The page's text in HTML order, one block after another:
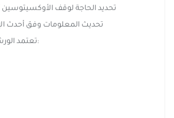
• تحديد الحاجة لوقف الأوكسيتوسين
تحديث المعلومات وفق أحدث
تعتمد الورشة على توصيات: